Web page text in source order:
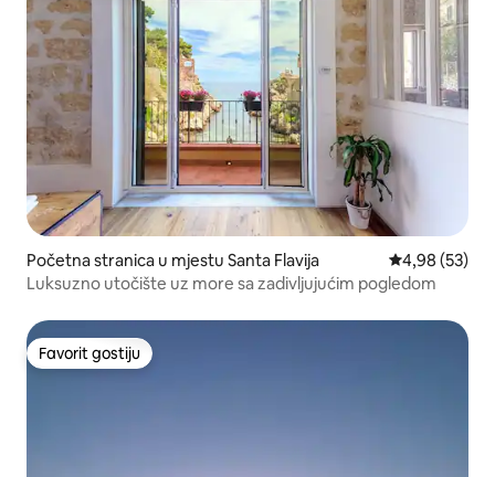
Početna stranica u mjestu Santa Flavija prosječna
4,98 (53)
Luksuzno utočište uz more sa zadivljujućim pogledom
Favorit gostiju
Favorit gostiju